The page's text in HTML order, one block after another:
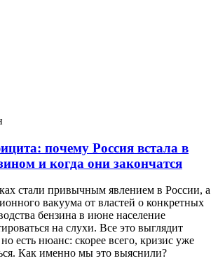
почему Россия встала в
и когда они закончатся
стали привычным явлением в России, а
вакуума от властей о конкретных
бензина в июне население
на слухи. Все это выглядит
есть нюанс: скорее всего, кризис уже
Как именно мы это выяснили?